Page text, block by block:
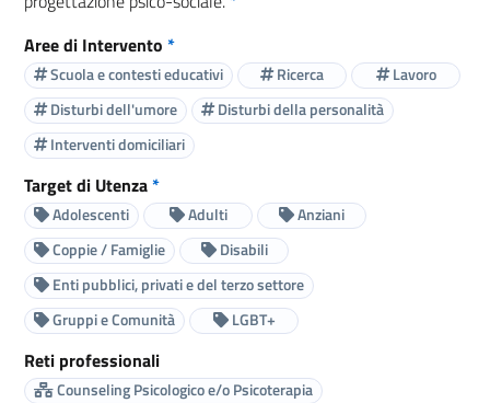
Aree di Intervento *
Scuola e contesti educativi Ricerca
Lavoro
Disturbi dell'umore
Disturbi della personalità
Interventi domiciliari
Target di Utenza*
Adolescenti Adulti
Anziani
Coppie / Famiglie
Disabili
Enti pubblici, privati e del terzo settore
Gruppi e Comunità
LGBT+
Reti professionali
Counseling Psicologico e/o Psicoterapia